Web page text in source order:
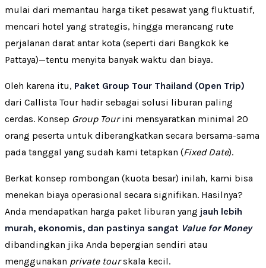
mulai dari memantau harga tiket pesawat yang fluktuatif,
mencari hotel yang strategis, hingga merancang rute
perjalanan darat antar kota (seperti dari Bangkok ke
Pattaya)—tentu menyita banyak waktu dan biaya.
Oleh karena itu, Paket Group Tour Thailand (Open Trip)
dari Callista Tour hadir sebagai solusi liburan paling
cerdas. Konsep Group Tourini mensyaratkan minimal 20
orang peserta untuk diberangkatkan secara bersama-sama
pada tanggal yang sudah kami tetapkan (Fixed Date).
Berkat konsep rombongan (kuota besar) inilah, kami bisa
menekan biaya operasional secara signifikan. Hasilnya?
Anda mendapatkan harga paket liburan yang jauh lebih
murah, ekonomis, dan pastinya sangat Value for Money
dibandingkan jika Anda bepergian sendiri atau
menggunakan private tourskala kecil.